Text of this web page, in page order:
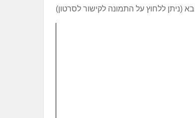
(ניתן ללחוץ על התמונה לקישור לסרטון)